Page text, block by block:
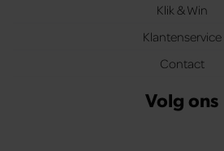
Klik & Win
Klantenservice
Contact
Volg ons